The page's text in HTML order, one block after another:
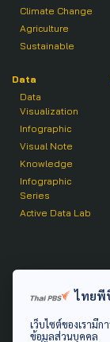
Climate Change
Agriculture
Sustainable
Data
Data
Visualization
Infographic
Visual Note
Knowledge
Infographic
Series
Active Data Lab
Active Talk
ไทยพี
เว็บไซต์ของเรามี
ข้อมูลส่วนบุคคล